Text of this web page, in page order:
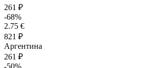
261 ₽
-68%
2.75 €
821 ₽
Аргентина
261 ₽
-50%